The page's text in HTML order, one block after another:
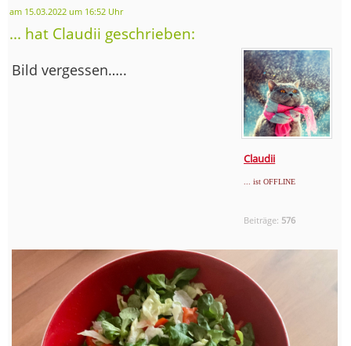
am 15.03.2022 um 16:52 Uhr
... hat Claudii geschrieben:
Claudii
... ist OFFLINE
Beiträge: 576
Bild vergessen…..